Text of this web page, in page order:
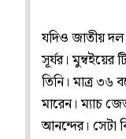
যদিও জাতীয় দল
সূর্যর। মুম্বইয়ের
তিনি। মাত্র ৩৬
মারেন। ম্যাচ
আনন্দের। সেটা